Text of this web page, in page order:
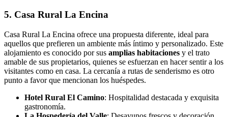
5. Casa Rural La Encina
Casa Rural La Encina ofrece una propuesta diferente, ideal para
aquellos que prefieren un ambiente más íntimo y personalizado. Este
alojamiento es conocido por sus amplias habitaciones y el trato
amable de sus propietarios, quienes se esfuerzan en hacer sentir a los
visitantes como en casa. La cercanía a rutas de senderismo es otro
punto a favor que mencionan los huéspedes.
Hotel Rural El Camino: Hospitalidad destacada y exquisita
gastronomía.